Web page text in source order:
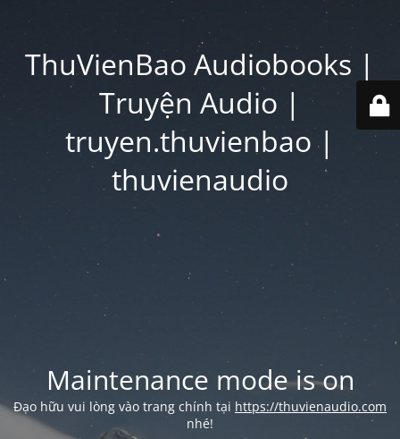
ThuVienBao Audiobooks |
Truyện Audio |
truyen.thuvienbao |
thuvienaudio
Maintenance mode is on
Đạo hữu vui lòng vào trang chính tại https://thuvienaudio.com
nhé!